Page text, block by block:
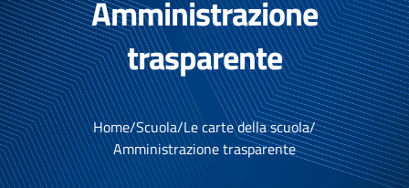
Amministrazione
trasparente
Home/Scuola/Le carte della scuola/
Amministrazione trasparente